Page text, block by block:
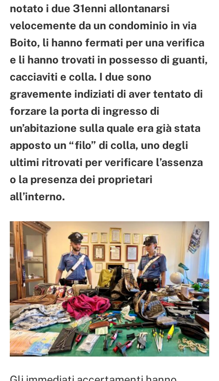
notato i due 31enni allontanarsi
velocemente da un condominio in via
Boito, li hanno fermati per una verifica
e li hanno trovati in possesso di guanti,
cacciaviti e colla. I due sono
gravemente indiziati di aver tentato di
forzare la porta di ingresso di
un’abitazione sulla quale era già stata
apposto un “filo” di colla, uno degli
ultimi ritrovati per verificare l’assenza
o la presenza dei proprietari
all’interno.